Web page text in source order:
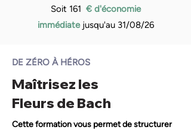
Soit 161 € d'économie
immédiate jusqu'au 31/08/26
DE ZÉRO À HÉROS
Maîtrisez les
Fleurs de Bach
Cette formation vous permet de structurer